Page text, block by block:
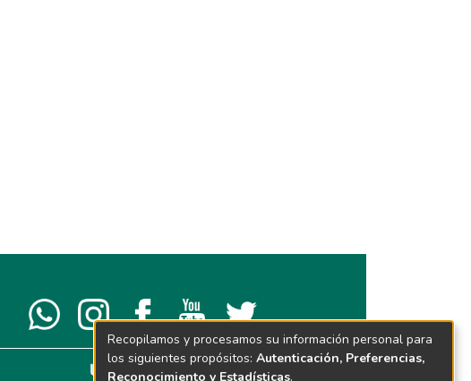
Recopilamos y procesamos su información personal para
los siguientes propósitos: Autenticación, Preferencias,
Reconocimiento y Estadísticas.